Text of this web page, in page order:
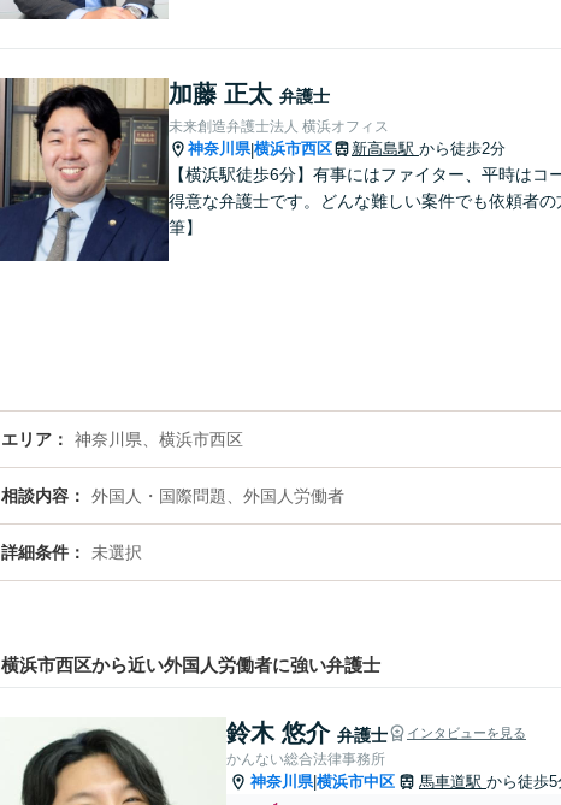
加藤 正太 弁護士
未来創造弁護士法人 横浜オフィス
神奈川県|横浜市西区 新高島駅 から徒歩2分
【横浜駅徒歩6分】有事にはファイター、平時は
得意な弁護士です。どんな難しい案件でも依頼者
筆】
エリア 神奈川県、横浜市西区
相談内容 外国人・国際問題、外国人労働者
詳細条件 未選択
横浜市西区から近い外国人労働者に強い弁護士
鈴木 悠介 弁護士 インタビューを見る
かんない総合法律事務所
神奈川県|横浜市中区 馬車道駅 から徒歩5